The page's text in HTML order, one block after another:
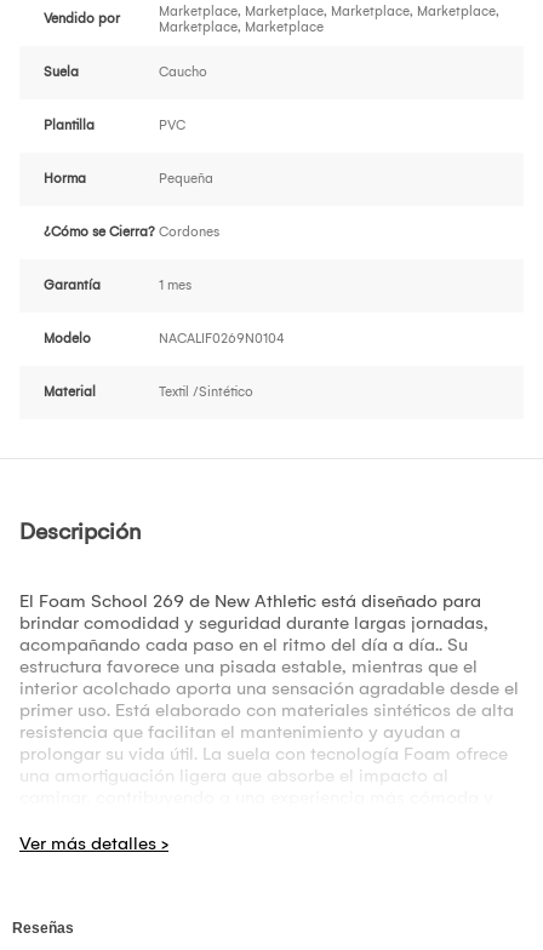
Vendido por
Marketplace, Marketplace, Marketplace, Marketplace,
Marketplace, Marketplace
Suela Caucho
Plantilla PVC
Horma Pequeña
¿Cómo se Cierra? Cordones
Garantía 1 mes
Modelo NACALIF0269N0104
Material Textil /Sintético
Descripción
El Foam School 269 de New Athletic está diseñado para
brindar comodidad y seguridad durante largas jornadas,
acompañando cada paso en el ritmo del día a día.. Su
estructura favorece una pisada estable, mientras que el
interior acolchado aporta una sensación agradable desde el
primer uso. Está elaborado con materiales sintéticos de alta
resistencia que facilitan el mantenimiento y ayudan a
prolongar su vida útil. La suela con tecnología Foam ofrece
una amortiguación ligera que absorbe el impacto al
máquina y secar a la sombra para conservar sus